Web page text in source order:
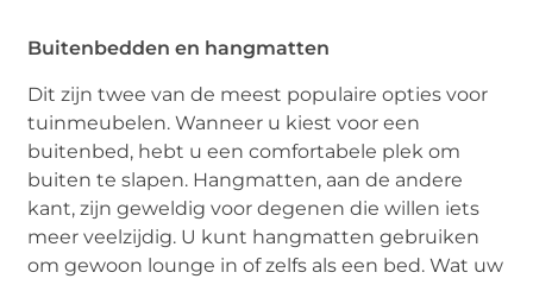
Buitenbedden en hangmatten
Dit zijn twee van de meest populaire opties voor
tuinmeubelen. Wanneer u kiest voor een
buitenbed, hebt u een comfortabele plek om
buiten te slapen. Hangmatten, aan de andere
kant, zijn geweldig voor degenen die willen iets
meer veelzijdig. U kunt hangmatten gebruiken
om gewoon lounge in of zelfs als een bed. Wat uw